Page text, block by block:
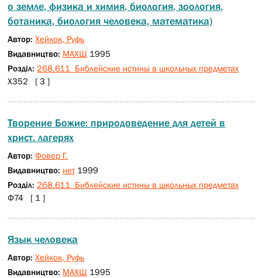
о земле, физика и химия, биология, зоология,
ботаника, биология человека, математика)
Автор:Хейкок, Руфь
Видавництво: МАХШ 1995
Розділ: 268.611 Библейские истины в школьных предметах
Х352 [ 3 ]
Творение Божие: природоведение для детей в
христ. лагерях
Автор:Фовер Г.
Видавництво: нет1999
Розділ: 268.611 Библейские истины в школьных предметах
Ф74 [ 1 ]
Язык человека
Автор:Хейкок, Руфь
Видавництво: МАХШ 1995